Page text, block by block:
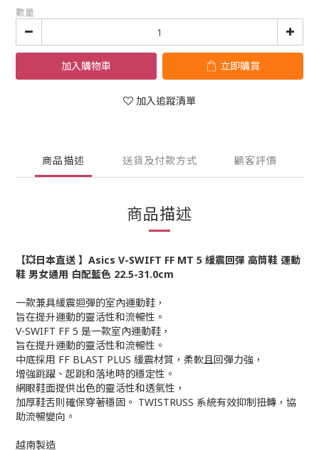
數量
加入購物車 立即購買
加入追蹤清單
商品描述 送貨及付款方式 顧客評價
商品描述
【💥日本直送 】Asics V-SWIFT FF MT 5 緩震回彈 高筒鞋 運動
鞋 男女通用 白配藍色 22.5-31.0cm
一款兼具緩震迴彈的室內運動鞋，
旨在提升運動的靈活性和流暢性。
V-SWIFT FF 5 是一款室內運動鞋，
旨在提升運動的靈活性和流暢性。
中底採用 FF BLAST PLUS 緩震材質，柔軟且回彈力強，
增強跳躍、起跳和落地時的穩定性。
網眼鞋面提供出色的靈活性和透氣性，
加厚鞋舌則確保穿著穩固。 TWISTRUSS 系統有效抑制扭轉，協
助流暢變向。
越南製造